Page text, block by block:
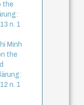
the
n. 1
Minh
the
n. 1